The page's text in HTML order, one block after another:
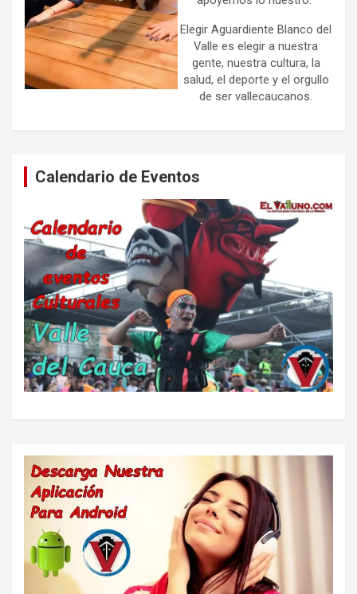
Elegir Aguardiente Blanco del
Valle es elegir a nuestra
gente, nuestra cultura, la
salud, el deporte y el orgullo
de ser vallecaucanos.
Calendario de Eventos